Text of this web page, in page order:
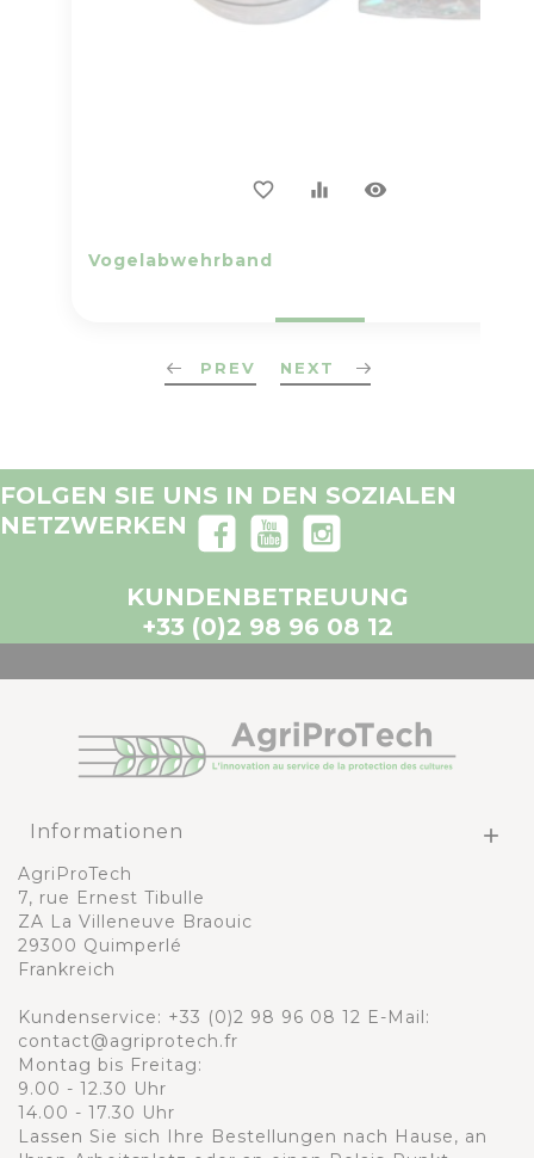
favorite_border equalizer visibility
Vogelabwehrband
PREV NEXT
FOLGEN SIE UNS IN DEN SOZIALEN
NETZWERKEN
KUNDENBETREUUNG
+33 (0)2 98 96 08 12
Informationen 
AgriProTech
7, rue Ernest Tibulle
ZA La Villeneuve Braouic
29300 Quimperlé
Frankreich
Kundenservice: +33 (0)2 98 96 08 12 E-Mail:
contact@agriprotech.fr
Montag bis Freitag:
9.00 - 12.30 Uhr
14.00 - 17.30 Uhr
Lassen Sie sich Ihre Bestellungen nach Hause, an